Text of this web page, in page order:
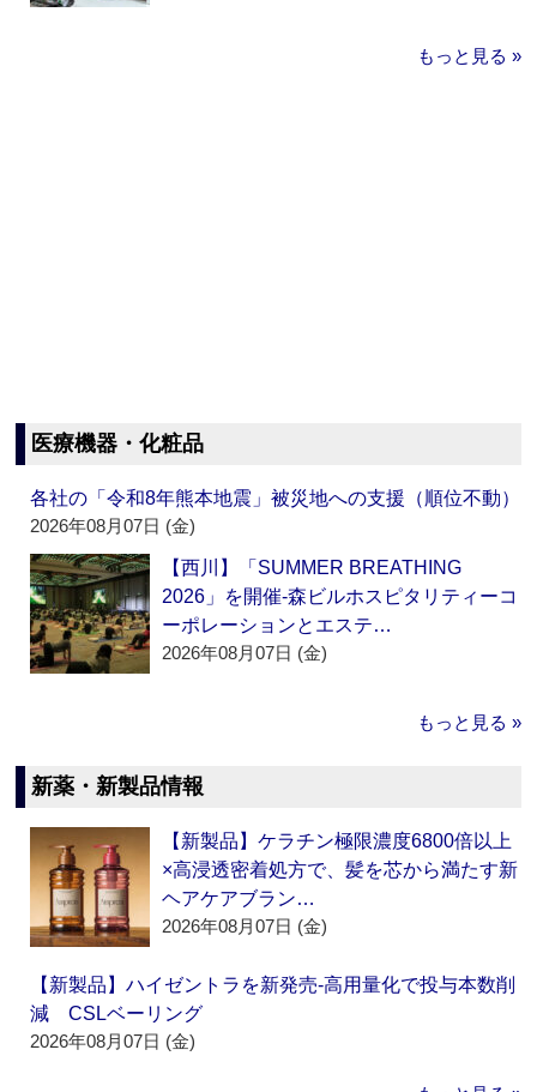
もっと見る »
医療機器・化粧品
各社の「令和8年熊本地震」被災地への支援（順位不動）
2026年08月07日 (金)
【西川】「SUMMER BREATHING
2026」を開催‐森ビルホスピタリティーコ
ーポレーションとエステ…
2026年08月07日 (金)
もっと見る »
新薬・新製品情報
【新製品】ケラチン極限濃度6800倍以上
×高浸透密着処方で、髪を芯から満たす新
ヘアケアブラン…
2026年08月07日 (金)
【新製品】ハイゼントラを新発売‐高用量化で投与本数削
減 CSLベーリング
2026年08月07日 (金)